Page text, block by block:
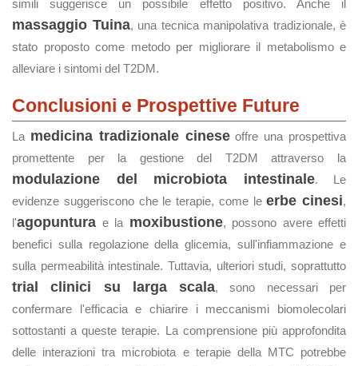
simili suggerisce un possibile effetto positivo. Anche il
massaggio Tuina, una tecnica manipolativa tradizionale, è
stato proposto come metodo per migliorare il metabolismo e
alleviare i sintomi del T2DM.
Conclusioni e Prospettive Future
La medicina tradizionale cineseoffre una prospettiva
promettente per la gestione del T2DM attraverso la
modulazione del microbiota intestinale. Le
evidenze suggeriscono che le terapie, come leerbe cinesi,
l'agopuntura e la moxibustione, possono avere effetti
benefici sulla regolazione della glicemia, sull'infiammazione e
sulla permeabilità intestinale. Tuttavia, ulteriori studi, soprattutto
trial clinici su larga scala, sono necessari per
confermare l'efficacia e chiarire i meccanismi biomolecolari
sottostanti a queste terapie. La comprensione più approfondita
delle interazioni tra microbiota e terapie della MTC potrebbe